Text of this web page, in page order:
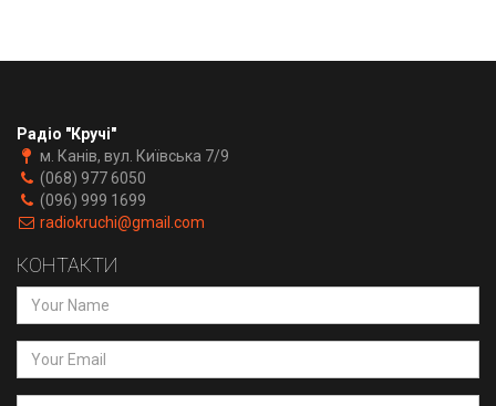
Радіо "Кручі"
м. Канів, вул. Київська 7/9
(068) 977 6050
(096) 999 1699
radiokruchi@gmail.com
КОНТАКТИ